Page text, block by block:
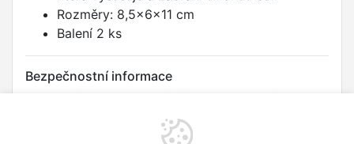
Rozměry: 8,5x6x11 cm
Balení 2 ks
Bezpečnostní informace
malými částmi (víčka, obsah kořenek). Varování: Tento výrobek